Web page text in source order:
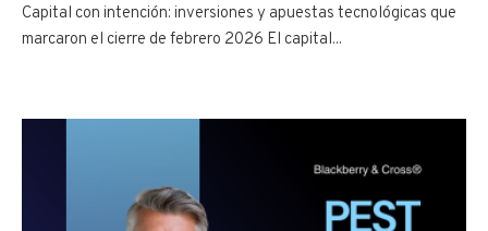
Capital con intención: inversiones y apuestas tecnológicas que
marcaron el cierre de febrero 2026 El capital...